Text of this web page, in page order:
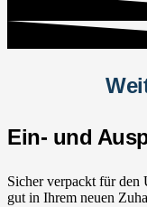
Ein- und
Sicher verpackt für den
gut in Ihrem neuen